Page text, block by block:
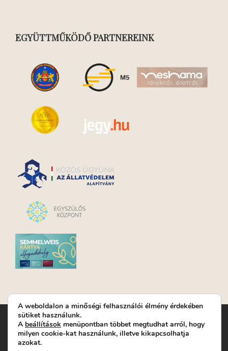
EGYÜTTMŰKÖDŐ PARTNEREINK
Turay Ida Színház Közhasznú Nonprofit Kft. | Működési
helyszín: Turay Ida Színház 1089 Budapest, Kálvária tér 6. |
Levelezési cím: 1089 Budapest, Kálvária tér 14. | Titkárság:
A weboldalon a minőségi felhasználói élmény érdekében
sütiket használunk.
A beállítások menüpontban többet megtudhat arról, hogy
milyen cookie-kat használunk, illetve kikapcsolhatja
azokat.